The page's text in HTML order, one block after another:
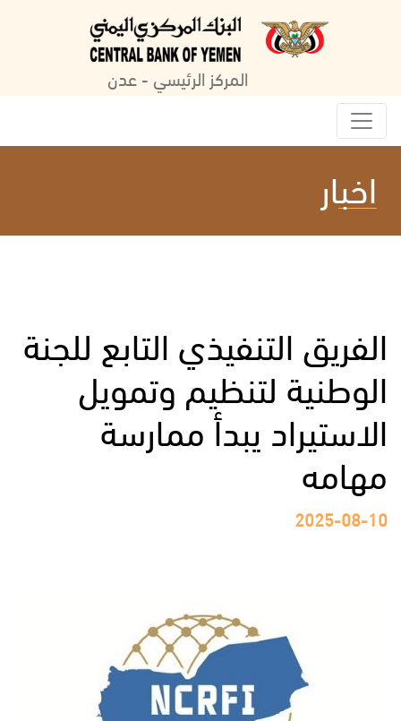
المركز الرئيسي - عدن
اخبار
الفريق التنفيذي التابع للجنة
الوطنية لتنظيم وتمويل
الاستيراد يبدأ ممارسة
مهامه
2025-08-10